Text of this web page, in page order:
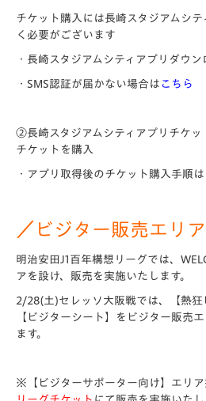
チケット購入には長崎スタジアムシ
く必要がございます
・長崎スタジアムシティアプリダウ
・SMS認証が届かない場合は こちら
②長崎スタジアムシティアプリチケッ
チケットを購入
・アプリ取得後のチケット購入手順は
／ビジター販売エリ
明治安田J1百年構想リーグでは、
アを設け、販売を実施いたします。
2/28(土)セレッソ大阪戦では、【熱狂
【ビジターシート】をビジター販売
ます。
※【ビジターサポーター向け】エリア